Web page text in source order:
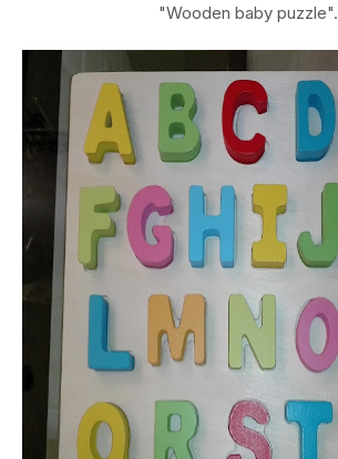
"Wooden baby puzzle".